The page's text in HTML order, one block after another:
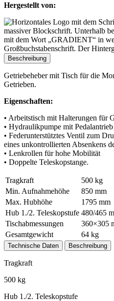
Hergestellt von:
Beschreibung
Getriebeheber mit Tisch für die
Getrieben.
Eigenschaften:
• Arbeitstisch mit Halterungen für
• Hydraulikpumpe mit Pedalantrieb
• Federunterstütztes Ventil zum
eines unkontrollierten Absenkens
• Lenkrollen für hohe Mobilität
• Doppelte Teleskopstange.
Tragkraft
500 kg
Min. Aufnahmehöhe
850 mm
Max. Hubhöhe
1795 mm
Hub 1./2. Teleskopstufe 480/465
Tischabmessungen
360×305
Gesamtgewicht
64 kg
Technische Daten Beschreibung
Tragkraft
500 kg
Hub 1./2. Teleskopstufe